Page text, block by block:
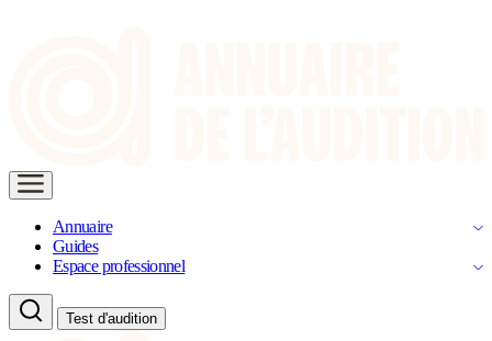
Annuaire
Guides
Espace professionnel
Test d'audition